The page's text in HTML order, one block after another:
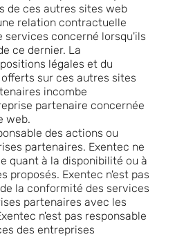
de ces autres sites web
relation contractuelle
services concerné lorsqu'ils
ce dernier. La
légales et du
sur ces autres sites
incombe
partenaire concernée
web.
des actions ou
partenaires. Exentec ne
quant à la disponibilité ou à
proposés. Exentec n'est pas
la conformité des services
partenaires avec les
n'est pas responsable
des entreprises